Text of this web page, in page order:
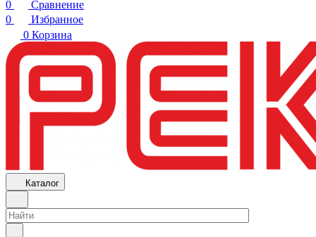
0
Сравнение
0
Избранное
0 Корзина
Каталог